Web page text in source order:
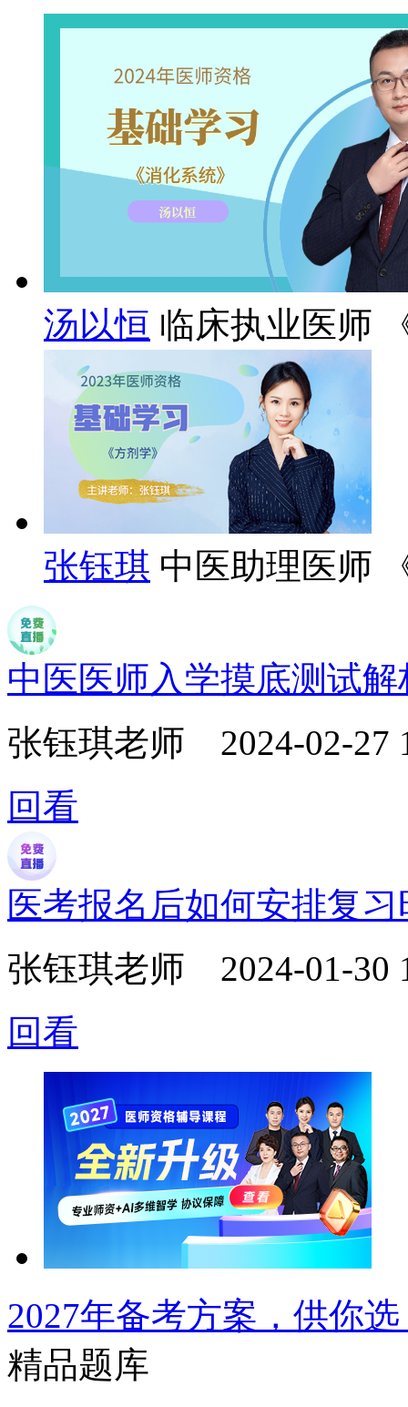
汤以恒 临床执业医师
张钰琪 中医助理医师
中医医师入学摸底测试解
张钰琪老师 2024-02-27
回看
医考报名后如何安排复习
张钰琪老师 2024-01-30
回看
2027年备考方案，供你
精品题库